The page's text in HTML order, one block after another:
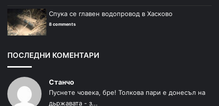
Спука се главен водопровод в Хасково
8 comments
ПОСЛЕДНИ КОМЕНТАРИ
Станчо
Пуснете човека, бре! Толкова пари е донесъл на
дьржавата - з...